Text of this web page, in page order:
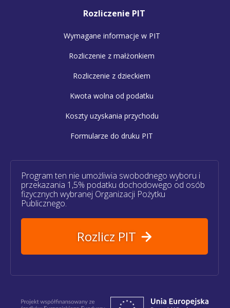
Rozliczenie PIT
Wymagane informacje w PIT
Rozliczenie z małżonkiem
Rozliczenie z dzieckiem
Kwota wolna od podatku
Koszty uzyskania przychodu
Formularze do druku PIT
Program ten nie umożliwia swobodnego wyboru i
przekazania 1,5% podatku dochodowego od osób
fizycznych wybranej Organizacji Pożytku
Publicznego.
Rozlicz PIT